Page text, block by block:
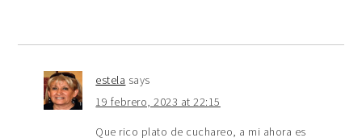
estela says
19 febrero, 2023 at 22:15
Que rico plato de cuchareo, a mi ahora es